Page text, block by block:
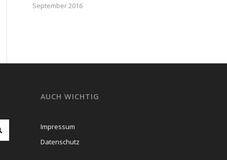
September 2016
AUCH WICHTIG
Impressum
Datenschutz